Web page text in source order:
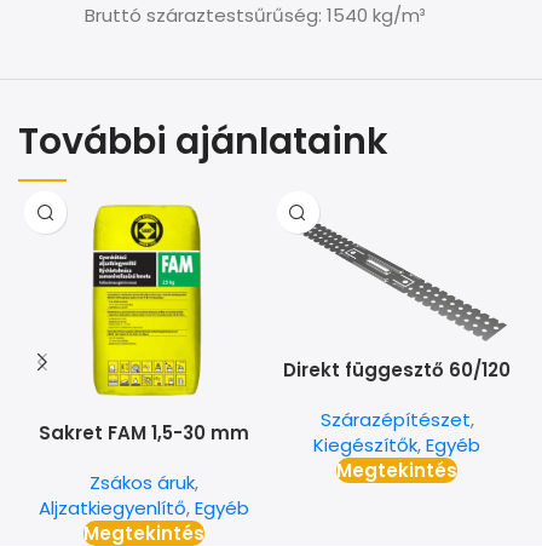
Bruttó száraztestsűrűség: 1540 kg/m³
További ajánlataink
Sakret FAM 1,5-30 mm
aljzatkiegyenlítő
Zsákos áruk,
Aljzatkiegyenlítő,Egyéb
Megtekintés
Direkt függesztő 60/120
Szárazépítészet,
Kiegészítők,Egyéb
Megtekintés